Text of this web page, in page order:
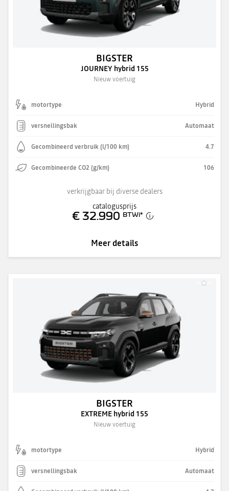
BIGSTER
JOURNEY hybrid 155
Nieuw voertuig
motortype Hybrid
versnellingsbak Automaat
Gecombineerd verbruik (l/100 km) 4.7
Gecombineerde CO2 (g/km) 106
verkrijgbaar bij diverse dealers
catalogusprijs
€ 32.990 BTWi*
Meer details
BIGSTER
EXTREME hybrid 155
Nieuw voertuig
motortype Hybrid
versnellingsbak Automaat